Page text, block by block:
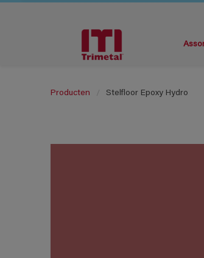
Producten Stelfloor Epoxy Hydro